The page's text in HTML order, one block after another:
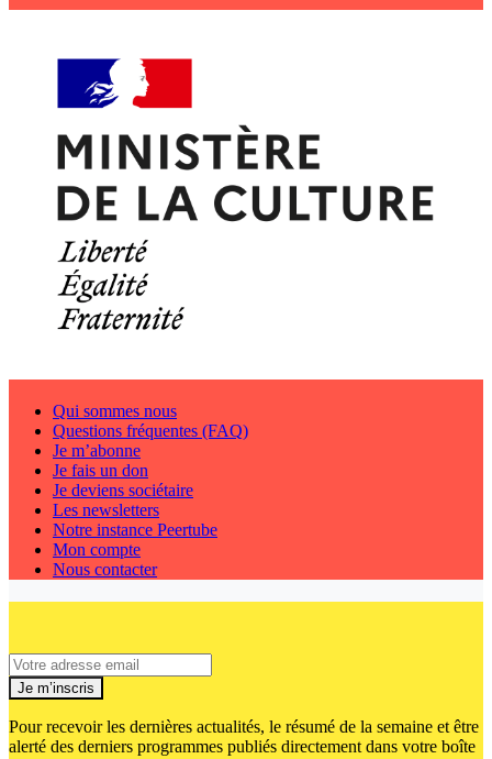
Qui sommes nous
Questions fréquentes (FAQ)
Je m’abonne
Je fais un don
Je deviens sociétaire
Les newsletters
Notre instance Peertube
Mon compte
Nous contacter
Je m’inscris
Pour recevoir les dernières actualités, le résumé de la semaine et être
alerté des derniers programmes publiés directement dans votre boîte